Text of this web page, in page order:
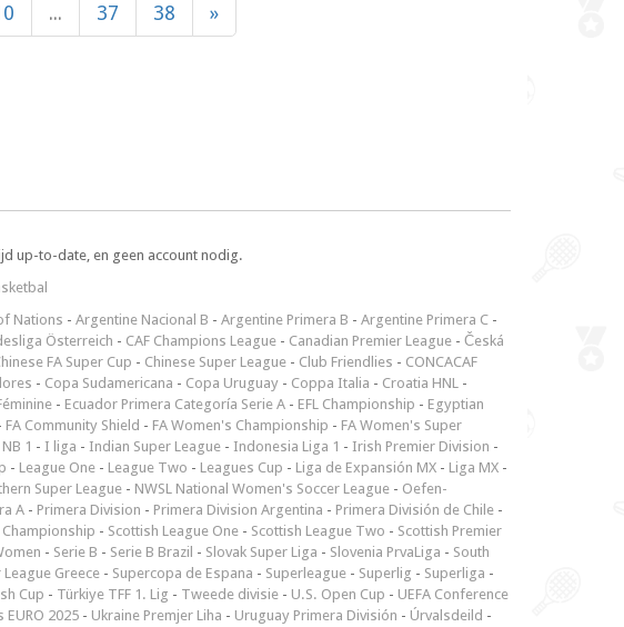
... 37 38 »
up-to-date, en geen account nodig.
Nations - Argentine Nacional B - Argentine Primera B - Argentine Primera C -
Österreich - CAF Champions League - Canadian Premier League - Česká
FA Super Cup - Chinese Super League - Club Friendlies - CONCACAF
- Copa Sudamericana - Copa Uruguay - Coppa Italia - Croatia HNL -
- Ecuador Primera Categoría Serie A - EFL Championship - Egyptian
FA Community Shield - FA Women's Championship - FA Women's Super
1 - I liga - Indian Super League - Indonesia Liga 1 - Irish Premier Division -
- League One - League Two - Leagues Cup - Liga de Expansión MX - Liga MX -
Super League - NWSL National Women's Soccer League - Oefen-
A - Primera Division - Primera Division Argentina - Primera División de Chile -
- Scottish League One - Scottish League Two - Scottish Premier
- Serie B - Serie B Brazil - Slovak Super Liga - Slovenia PrvaLiga - South
League Greece - Supercopa de Espana - Superleague - Superlig - Superliga -
Cup - Türkiye TFF 1. Lig - Tweede divisie - U.S. Open Cup - UEFA Conference
EURO 2025 - Ukraine Premjer Liha - Uruguay Primera División - Úrvalsdeild -